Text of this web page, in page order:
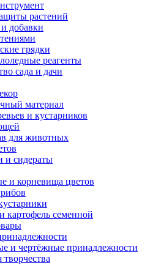
растений
добавки
грядки
реагенты
сада и дачи
материал
и кустарников
для животных
и сидераты
и корневища цветов
картофель семенной
и чертёжные принадлежности